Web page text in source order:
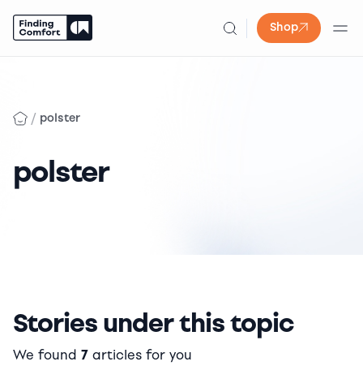
Shop
/ polster
polster
Stories under this topic
We found 7 articles for you